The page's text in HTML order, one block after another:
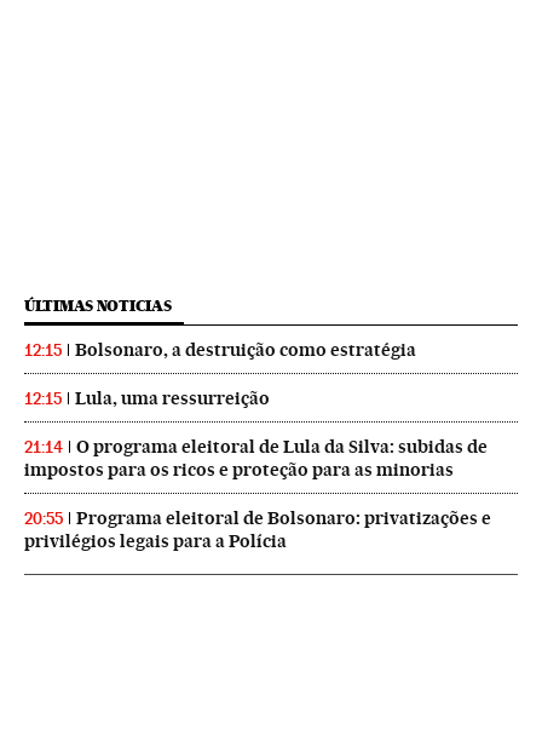
ÚLTIMAS NOTICIAS
12:15 Bolsonaro, a destruição como estratégia
12:15 Lula, uma ressurreição
21:14
O programa eleitoral de Lula da Silva: subidas de
impostos para os ricos e proteção para as minorias
20:55
Programa eleitoral de Bolsonaro: privatizações e
privilégios legais para a Polícia